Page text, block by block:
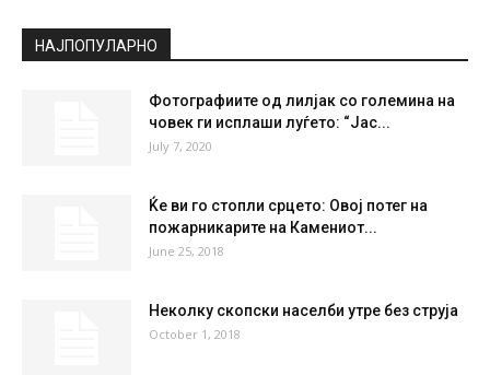
НАЈПОПУЛАРНО
Фотографиите од лилјак со големина на
човек ги исплаши луѓето: “Јас...
July 7, 2020
Ќе ви го стопли срцето: Овој потег на
пожарникарите на Камениот...
June 25, 2018
Неколку скопски населби утре без струја
October 1, 2018